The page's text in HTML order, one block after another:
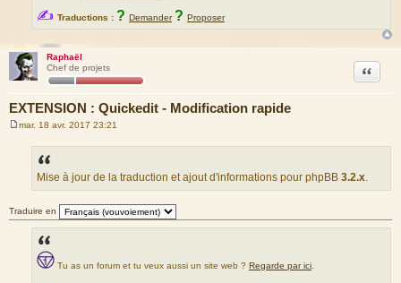
✍ Traductions : ? Demander ? Proposer
Raphaël
Chef de projets
EXTENSION : Quickedit - Modification rapide
Citation
mar. 18 avr. 2017 23:21
Mise à jour de la traduction et ajout d'informations pour phpBB 3.2.x.
Traduire en
Tu as un forum et tu veux aussi un site web ? Regarde par ici